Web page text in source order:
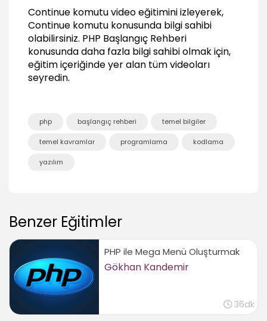
PHP ile ilk uygulama: Merhaba Dünya!
02:43
Kod içerisine açıklamalar eklemek
01:48
Verilerle Çalışmak ve Veri Türleri
String (metinsel) veri tipi
06:09
03:40
Boolean veri tipi
Array (dizi)
05:26
Array (dizi) fonksiyonları
02:28
Continue komutu video eğitimini izleyerek,
Continue komutu konusunda bilgi sahibi
olabilirsiniz. PHP Başlangıç Rehberi
konusunda daha fazla bilgi sahibi olmak için,
eğitim içeriğinde yer alan tüm videoları
seyredin.
php başlangıç rehberi temel bilgiler
temel kavramlar programlama kodlama
yazılım
Benzer Eğitimler
PHP ile Mega Menü Oluşturmak
Gökhan Kandemir
36dk